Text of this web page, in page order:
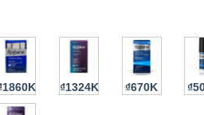
₫1324K ₫670K